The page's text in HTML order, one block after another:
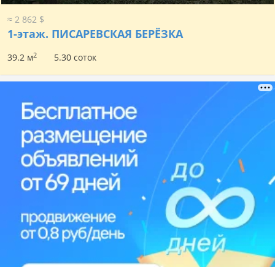
≈ 2 862 $
1-этаж. ПИСАРЕВСКАЯ БЕРЁЗКА
39.2 м2 5.30 соток